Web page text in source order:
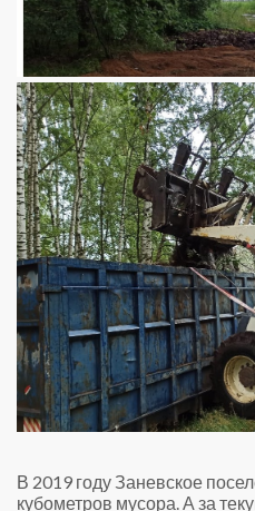
В 2019 году Заневское
кубометров мусора. А за